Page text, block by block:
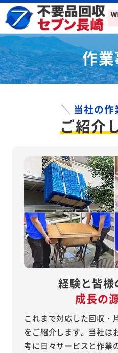
作
当社の作
ご紹介
経験と皆
成長の
これまで対応した回収・
をご紹介します。当社は
考に日々サービスと作業